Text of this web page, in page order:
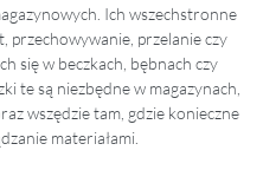
Ich wszechstronne
przechowywanie, przelanie czy
się w beczkach, bębnach czy
te są niezbędne w magazynach,
wszędzie tam, gdzie konieczne
materiałami.